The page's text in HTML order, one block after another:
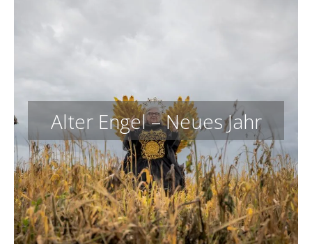
Alter Engel – Neues Jahr